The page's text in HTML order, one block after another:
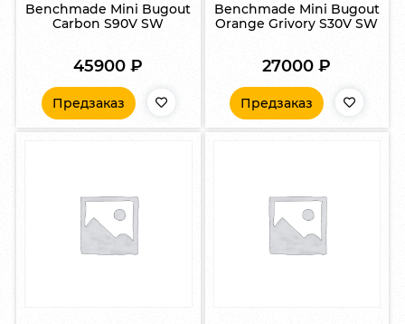
Benchmade Mini Bugout
Carbon S90V SW
45900₽
Предзаказ
Benchmade Mini Bugout
Orange Grivory S30V SW
27000₽
Предзаказ